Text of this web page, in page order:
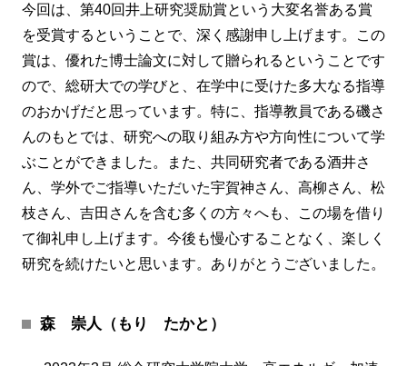
今回は、第40回井上研究奨励賞という大変名誉ある賞
を受賞するということで、深く感謝申し上げます。この
賞は、優れた博士論文に対して贈られるということです
ので、総研大での学びと、在学中に受けた多大なる指導
のおかげだと思っています。特に、指導教員である磯さ
んのもとでは、研究への取り組み方や方向性について学
ぶことができました。また、共同研究者である酒井さ
ん、学外でご指導いただいた宇賀神さん、高柳さん、松
枝さん、吉田さんを含む多くの方々へも、この場を借り
て御礼申し上げます。今後も慢心することなく、楽しく
研究を続けたいと思います。ありがとうございました。
森 崇人（もり たかと）